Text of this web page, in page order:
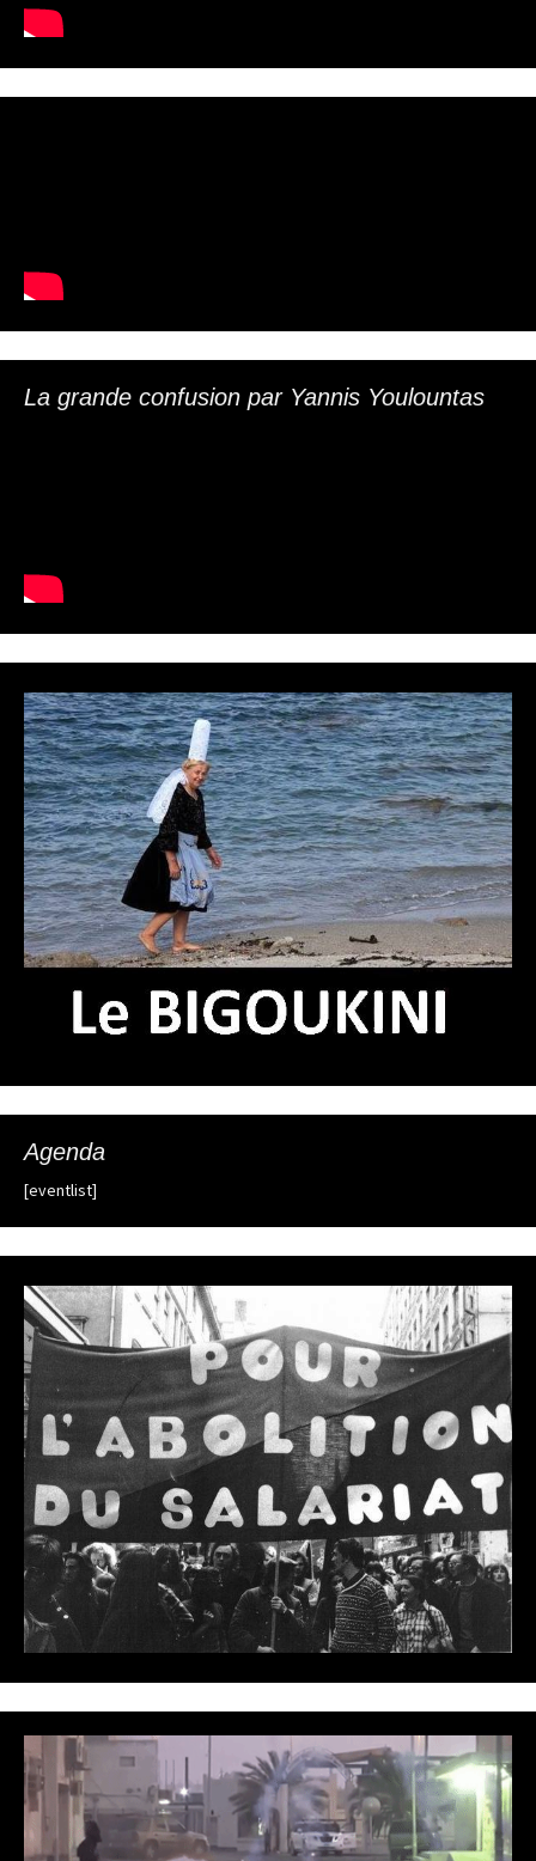
La grande confusion par Yannis Youlountas
Agenda
[eventlist]